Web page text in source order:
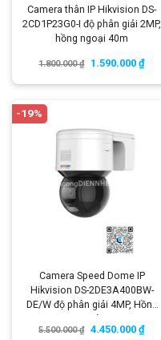
Camera thân IP Hikvision DS-
2CD1P23G0-I độ phân giải 2MP,
hồng ngoại 40m
1.800.000₫ 1.590.000 ₫
-19%
Camera Speed Dome IP
Hikvision DS-2DE3A400BW-
DE/W độ phân giải 4MP, Hồng
ngoại 30m, màu 24/7, 16x
digital zoom
5.500.000₫ 4.450.000 ₫